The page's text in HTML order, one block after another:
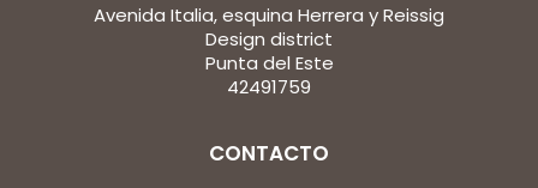
Avenida Italia, esquina Herrera y Reissig
Design district
Punta del Este
42491759
CONTACTO